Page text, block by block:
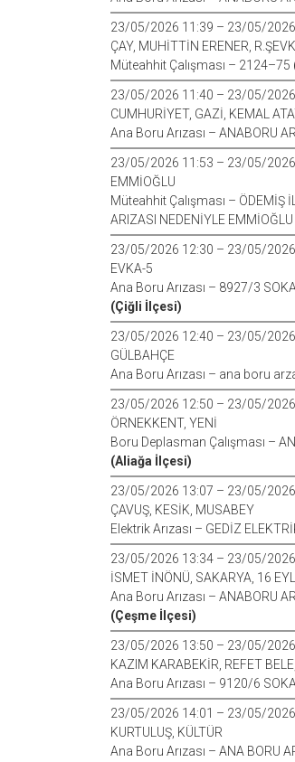
23/05/2026 11:39 – 23/05/
ÇAY, MUHİTTİN ERENER,
Müteahhit Çalışması – 2124–75
23/05/2026 11:40 – 23/05/
CUMHURİYET, GAZİ, KEMAL
Ana Boru Arızası – ANABORU
23/05/2026 11:53 – 23/05/
EMMİOĞLU
Müteahhit Çalışması – ÖDEMİŞ
ARIZASI NEDENİYLE
23/05/2026 12:30 – 23/05/
EVKA-5
Ana Boru Arızası – 8927/3
(Çiğli İlçesi)
23/05/2026 12:40 – 23/05/
GÜLBAHÇE
Ana Boru Arızası – ana boru
23/05/2026 12:50 – 23/05/
ÖRNEKKENT, YENİ
Boru Deplasman Çalışması –
(Aliağa İlçesi)
23/05/2026 13:07 – 23/05/
ÇAVUŞ, KESİK, MUSABEY
Elektrik Arızası – GEDİZ
23/05/2026 13:34 – 23/05/
İSMET İNÖNÜ, SAKARYA, 16
Ana Boru Arızası – ANABORU
(Çeşme İlçesi)
23/05/2026 13:50 – 23/05/
KAZIM KARABEKİR, REFET
Ana Boru Arızası – 9120/6
23/05/2026 14:01 – 23/05/2026
KURTULUŞ, KÜLTÜR
Ana Boru Arızası – ANA BORU